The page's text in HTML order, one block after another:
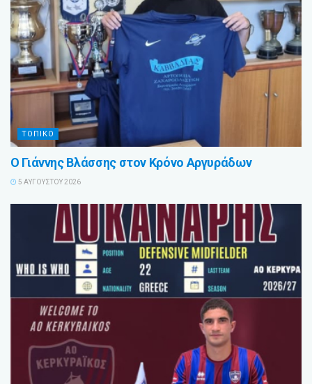
ΤΟΠΙΚΟ
Ο Γιάννης Βλάσσης στον Κρόνο Αργυράδων
5 ΑΥΓΟΎΣΤΟΥ 2026